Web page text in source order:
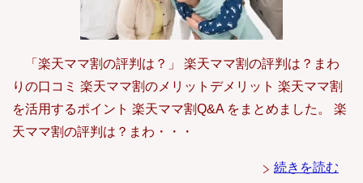
「楽天ママ割の評判は？」 楽天ママ割の評判は？まわ
りの口コミ 楽天ママ割のメリットデメリット 楽天ママ割
を活用するポイント 楽天ママ割Q&A をまとめました。 楽
天ママ割の評判は？まわ・・・
続きを読む